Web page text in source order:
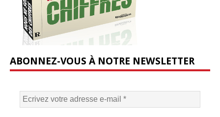
ABONNEZ-VOUS À NOTRE NEWSLETTER